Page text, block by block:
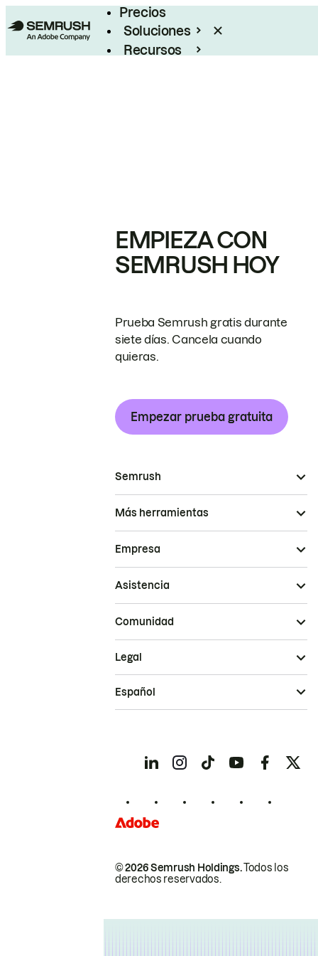
Precios
Soluciones
Recursos
EMPIEZA CON
SEMRUSH HOY
Prueba Semrush gratis durante
siete días. Cancela cuando
quieras.
Empezar prueba gratuita
Semrush
Más herramientas
Empresa
Asistencia
Comunidad
© 2026 Semrush Holdings.Todos los
derechos reservados.
Legal
Español